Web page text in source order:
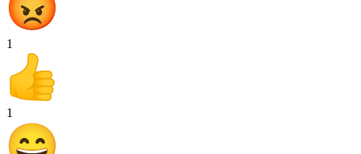
1
1